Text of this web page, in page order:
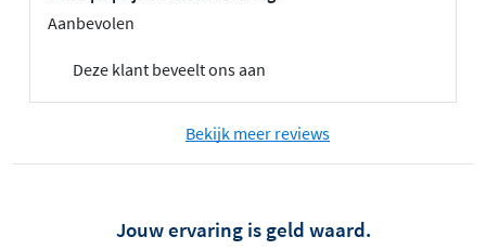
Aanbevolen
Deze klant beveelt ons aan
Bekijk meer reviews
Jouw ervaring is geld waard.